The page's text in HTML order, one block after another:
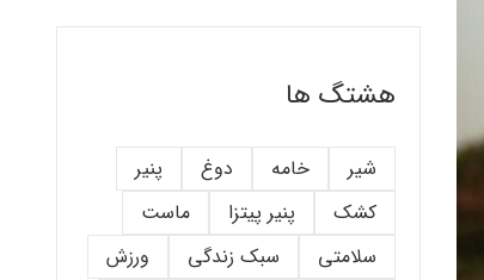
هشتگ ها
شیر خامه دوغ
پنیر
کشک
پنیر پیتزا
ماست
سلامتی
سبک زندگی
ورزش